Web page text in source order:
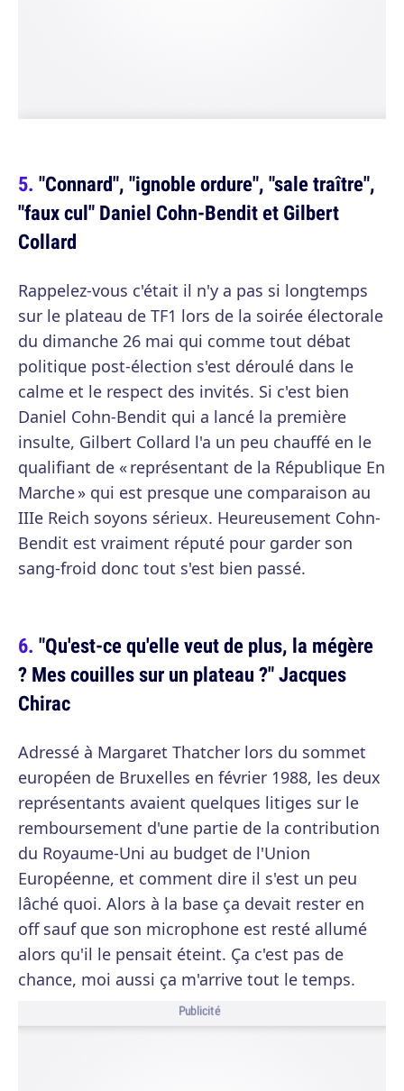
"Connard", "ignoble ordure", "sale traître",
"faux cul" Daniel Cohn-Bendit et Gilbert
Collard
Rappelez-vous c'était il n'y a pas si longtemps
sur le plateau de TF1 lors de la soirée électorale
du dimanche 26 mai qui comme tout débat
politique post-élection s'est déroulé dans le
calme et le respect des invités. Si c'est bien
Daniel Cohn-Bendit qui a lancé la première
insulte, Gilbert Collard l'a un peu chauffé en le
qualifiant de « représentant de la République En
Marche » qui est presque une comparaison au
IIIe Reich soyons sérieux. Heureusement Cohn-
Bendit est vraiment réputé pour garder son
sang-froid donc tout s'est bien passé.
"Qu'est-ce qu'elle veut de plus, la mégère
? Mes couilles sur un plateau ?" Jacques
Chirac
Adressé à Margaret Thatcher lors du sommet
européen de Bruxelles en février 1988, les deux
représentants avaient quelques litiges sur le
remboursement d'une partie de la contribution
du Royaume-Uni au budget de l'Union
Européenne, et comment dire il s'est un peu
lâché quoi. Alors à la base ça devait rester en
off sauf que son microphone est resté allumé
alors qu'il le pensait éteint. Ça c'est pas de
chance, moi aussi ça m'arrive tout le temps.
Publicité